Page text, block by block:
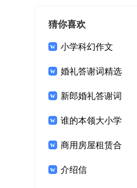
猜你喜欢
小学科幻作文
婚礼答谢词精选
15篇新郎婚礼答谢词
锦集十篇
谁的本领大小学
作文商用房屋租赁合
同15篇
介绍信